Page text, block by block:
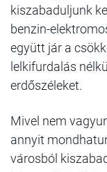
kiszabaduljunk
benzin-
együtt jár a
lelkifurdalás
erdőszéleket.
Mivel nem
annyit
városból